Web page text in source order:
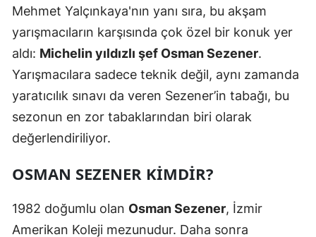
Mehmet Yalçınkaya'nın yanı sıra, bu akşam
yarışmacıların karşısında çok özel bir konuk yer
aldı: Michelin yıldızlı şef Osman Sezener.
Yarışmacılara sadece teknik değil, aynı zamanda
yaratıcılık sınavı da veren Sezener’in tabağı, bu
sezonun en zor tabaklarından biri olarak
değerlendiriliyor.
OSMAN SEZENER KIMDIR?
1982 doğumlu olan Osman Sezener, İzmir
Amerikan Koleji mezunudur. Daha sonra